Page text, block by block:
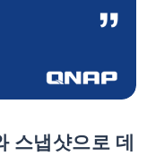
스냅샷으로 데